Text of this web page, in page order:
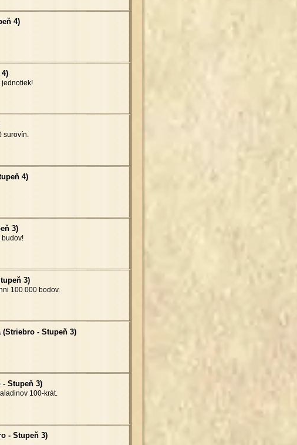
4)
jednotiek!
surovín.
4)
3)
3)
100.000 bodov.
- Stupeň 3)
Stupeň 3)
100-krát.
- Stupeň 3)